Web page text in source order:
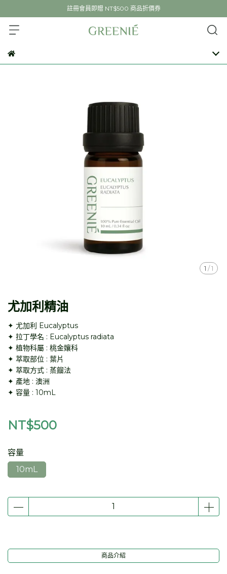
註冊會員即贈 NT$500 商品折價券
1 /1
尤加利精油
✦ 尤加利 Eucalyptus
✦ 拉丁學名 : Eucalyptus radiata
✦ 植物科屬 : 桃金孃科
✦ 萃取部位 : 葉片
✦ 萃取方式 : 蒸餾法
✦ 產地 : 澳洲
✦ 容量 : 10mL
NT$500
容量
10mL
商品介紹